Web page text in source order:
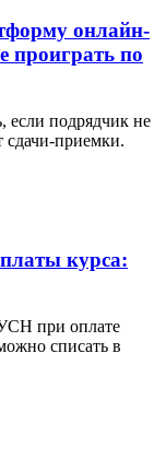
онлайн-
проиграть по
если подрядчик не
сдачи-приемки.
курса:
при оплате
списать в